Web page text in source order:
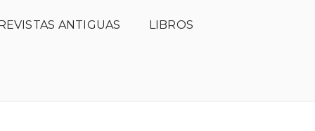
ANTIGUAS LIBROS